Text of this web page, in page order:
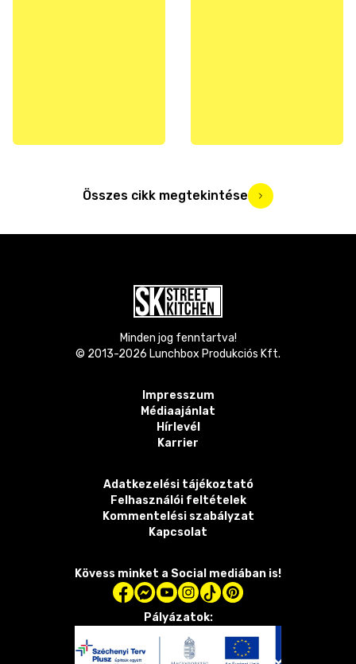
Összes cikk megtekintése
Minden jog fenntartva!
© 2013-2026 Lunchbox Produkciós Kft.
Impresszum
Médiaajánlat
Hírlevél
Karrier
Adatkezelési tájékoztató
Felhasználói feltételek
Kommentelési szabályzat
Kapcsolat
Kövess minket a Social mediában is!
Pályázatok: